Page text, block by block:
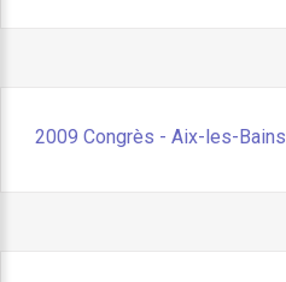
2009 Congrès - Aix-les-Bains